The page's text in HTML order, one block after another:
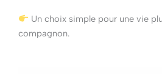
Un choix simple pour une vie
compagnon.